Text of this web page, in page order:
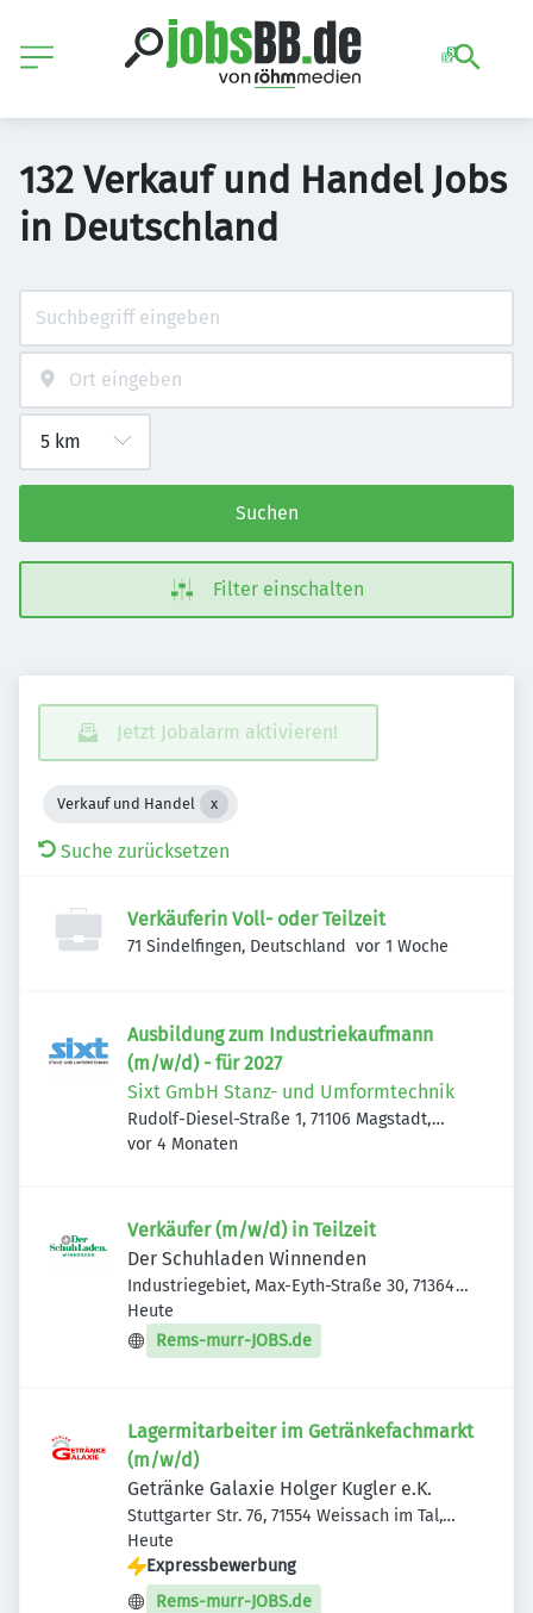
132 Verkauf und Handel Jobs
in Deutschland
Suchen
Filter einschalten
Jetzt Jobalarm aktivieren!
Verkauf und Handel
Suche zurücksetzen
Verkäuferin Voll- oder Teilzeit
71 Sindelfingen, Deutschland Veröffentlicht
vor 1 Woche
Ausbildung zum Industriekaufmann
(m/w/d) - für 2027
Sixt GmbH Stanz- und Umformtechnik
Rudolf-Diesel-Straße 1, 71106 Magstadt,
Deutschland
Veröffentlicht:
vor 4 Monaten
Verkäufer (m/w/d) in Teilzeit
Der Schuhladen Winnenden
Industriegebiet, Max-Eyth-Straße 30, 71364
Winnenden, Deutschland
Veröffentlicht
Heute
Rems-murr-JOBS.de
Lagermitarbeiter im Getränkefachmarkt
(m/w/d)
Getränke Galaxie Holger Kugler e.K.
Stuttgarter Str. 76, 71554 Weissach im Tal,
Deutschland
Veröffentlicht
Heute
Expressbewerbung
Rems-murr-JOBS.de